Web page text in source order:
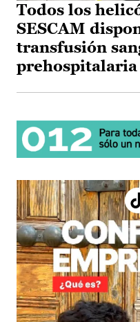
Todos los
SESCAM
transfusión
prehospitalaria